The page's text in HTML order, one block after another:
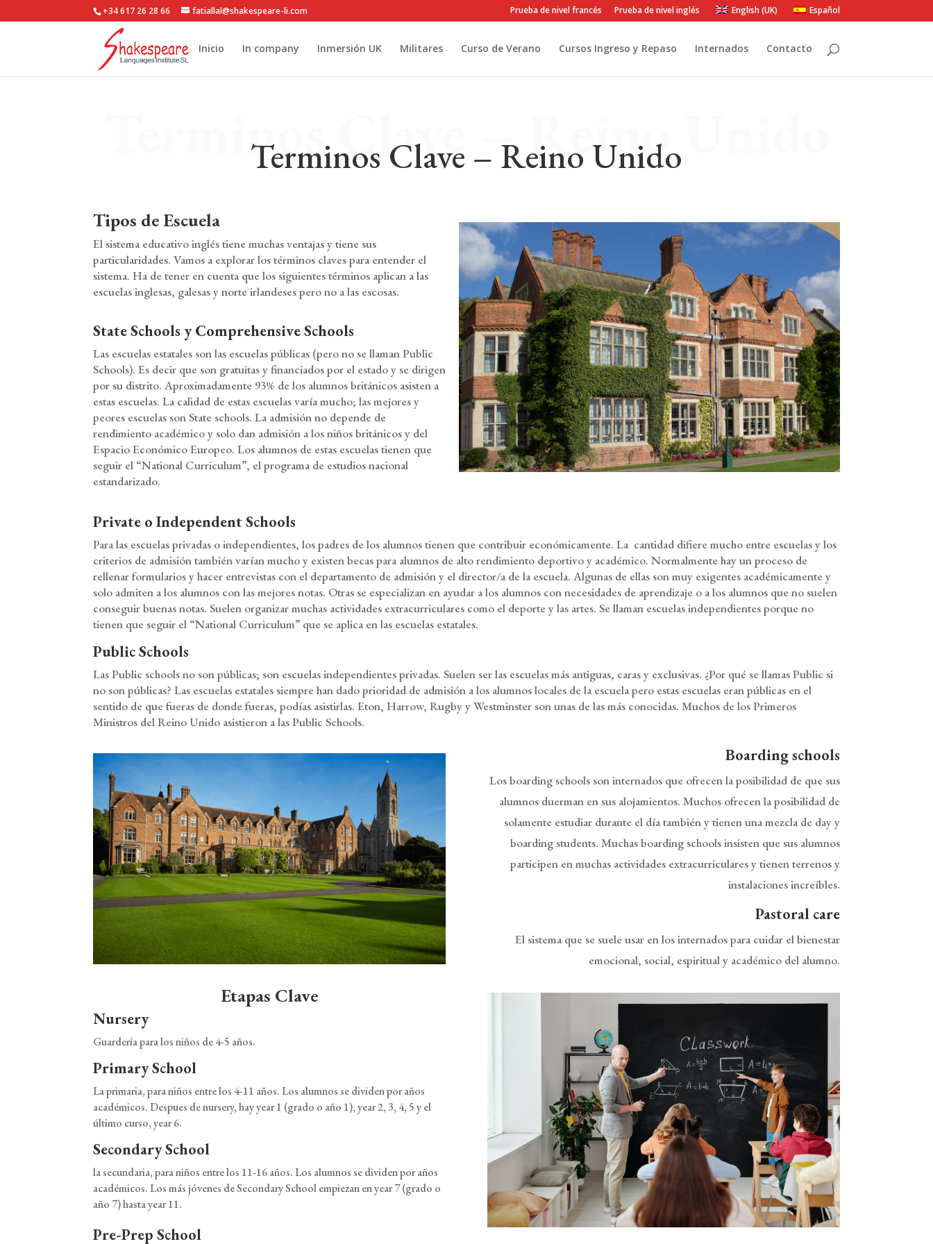
+34 617 26 28 66 fatiallal@shakespeare-li.com Prueba de nivel francés Prueba de nivel inglés English (UK) Español
Inicio In company Inmersión UK Militares Curso de Verano Cursos Ingreso y Repaso Internados Contacto
Terminos Clave – Reino Unido
Terminos Clave – Reino Unido
Tipos de Escuela
El sistema educativo inglés tiene muchas ventajas y tiene sus
particularidades. Vamos a explorar los términos claves para entender el
sistema. Ha de tener en cuenta que los siguientes términos aplican a las
escuelas inglesas, galesas y norte irlandeses pero no a las escosas.
State Schools y Comprehensive Schools
Las escuelas estatales son las escuelas públicas (pero no se llaman Public
Schools). Es decir que son gratuitas y financiados por el estado y se dirigen
por su distrito. Aproximadamente 93% de los alumnos británicos asisten a
estas escuelas. La calidad de estas escuelas varía mucho; las mejores y
peores escuelas son State schools. La admisión no depende de
rendimiento académico y solo dan admisión a los niños británicos y del
Espacio Económico Europeo. Los alumnos de estas escuelas tienen que
seguir el “National Curriculum”, el programa de estudios nacional
estandarizado.
Private o Independent Schools
Para las escuelas privadas o independientes, los padres de los alumnos tienen que contribuir económicamente. La cantidad difiere mucho entre escuelas y los
criterios de admisión también varían mucho y existen becas para alumnos de alto rendimiento deportivo y académico. Normalmente hay un proceso de
rellenar formularios y hacer entrevistas con el departamento de admisión y el director/a de la escuela. Algunas de ellas son muy exigentes académicamente y
solo admiten a los alumnos con las mejores notas. Otras se especializan en ayudar a los alumnos con necesidades de aprendizaje o a los alumnos que no suelen
conseguir buenas notas. Suelen organizar muchas actividades extracurriculares como el deporte y las artes. Se llaman escuelas independientes porque no
tienen que seguir el “National Curriculum” que se aplica en las escuelas estatales.
Public Schools
Las Public schools no son públicas; son escuelas independientes privadas. Suelen ser las escuelas más antiguas, caras y exclusivas. ¿Por qué se llamas Public si
no son públicas? Las escuelas estatales siempre han dado prioridad de admisión a los alumnos locales de la escuela pero estas escuelas eran públicas en el
sentido de que fueras de donde fueras, podías asistirlas. Eton, Harrow, Rugby y Westminster son unas de las más conocidas. Muchos de los Primeros
Ministros del Reino Unido asistieron a las Public Schools.
Boarding schools
Los boarding schools son internados que ofrecen la posibilidad de que sus
alumnos duerman en sus alojamientos. Muchos ofrecen la posibilidad de
solamente estudiar durante el día también y tienen una mezcla de day y
boarding students. Muchas boarding schools insisten que sus alumnos
participen en muchas actividades extracurriculares y tienen terrenos y
instalaciones increíbles.
Pastoral care
El sistema que se suele usar en los internados para cuidar el bienestar
emocional, social, espiritual y académico del alumno.
Etapas Clave
Nursery
Guardería para los niños de 4-5 años.
Primary School
La primaria, para niños entre los 4-11 años. Los alumnos se dividen por años
académicos. Despues de nursery, hay year 1 (grado o año 1), year 2, 3, 4, 5 y el
último curso, year 6.
Secondary School
la secundaria, para niños entre los 11-16 años. Los alumnos se dividen por años
académicos. Los más jóvenes de Secondary School empiezan en year 7 (grado o
año 7) hasta year 11.
Pre-Prep School